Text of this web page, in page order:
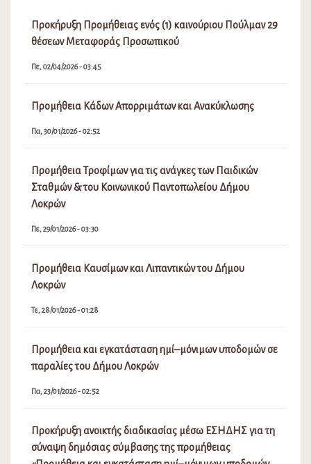
Προκήρυξη Προμήθειας ενός (1) καινούριου Πούλμαν 29
θέσεων Μεταφοράς Προσωπικού
Πε, 02/04/2026 - 03:45
Προμήθεια Κάδων Απορριμάτων και Ανακύκλωσης
Πα, 30/01/2026 - 02:52
Προμήθεια Τροφίμων για τις ανάγκες των Παιδικών
Σταθμών & του Κοινωνικού Παντοπωλείου Δήμου
Λοκρών
Πε, 29/01/2026 - 03:30
Προμήθεια Καυσίμων και Λιπαντικών του Δήμου
Λοκρών
Τε, 28/01/2026 - 01:28
Προμήθεια και εγκατάσταση ημί–μόνιμων υποδομών σε
παραλίες του Δήμου Λοκρών
Πα, 23/01/2026 - 02:52
Προκήρυξη ανοικτής διαδικασίας μέσω ΕΣΗΔΗΣ για τη
σύναψη δημόσιας σύμβασης της προμήθειας